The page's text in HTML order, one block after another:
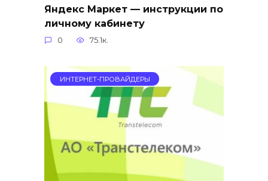
Яндекс Маркет — инструкции по
личному кабинету
0 75.1к.
ИНТЕРНЕТ-ПРОВАЙДЕРЫ